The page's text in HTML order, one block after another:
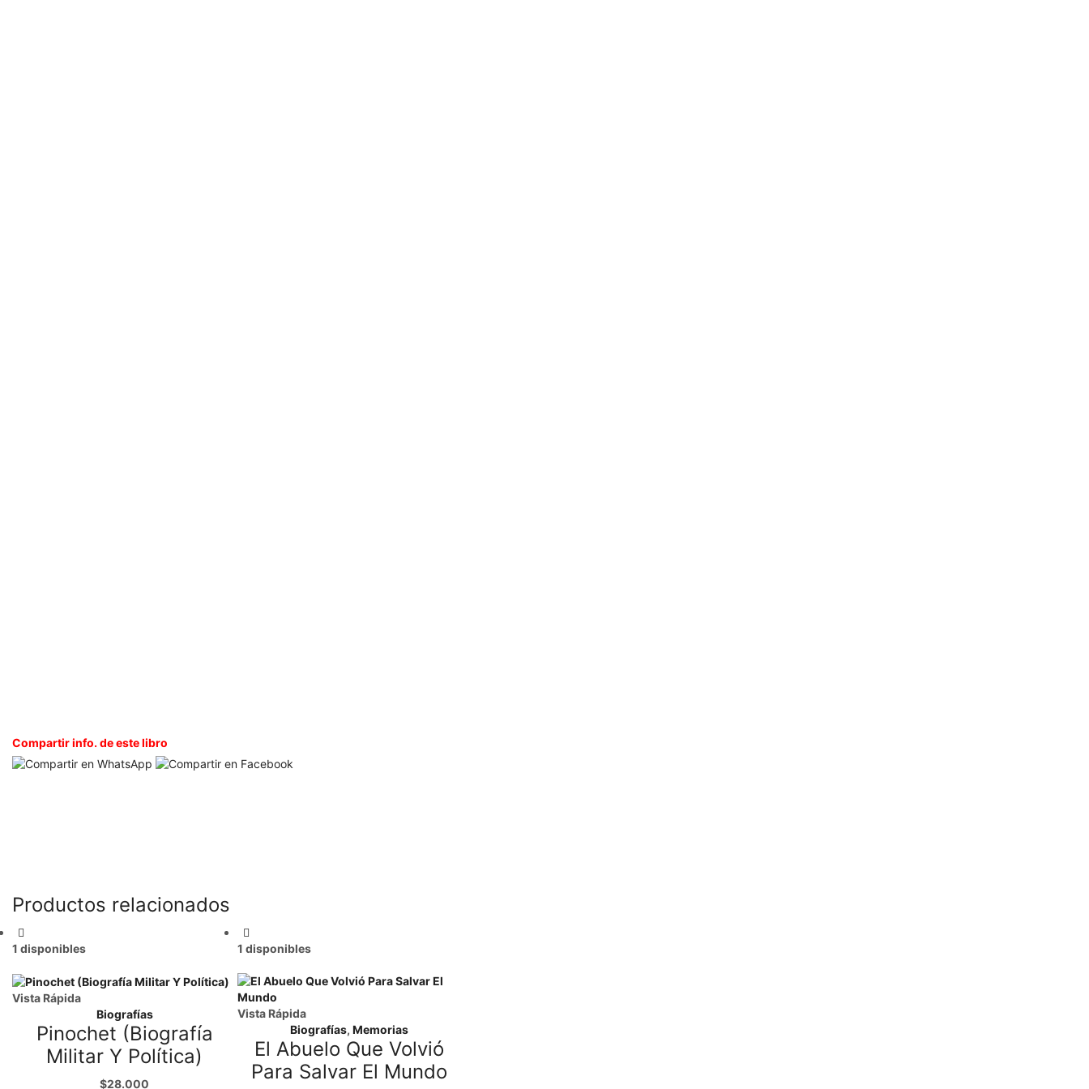
Compartir info. de este libro
Productos relacionados
1 disponibles
Vista Rápida
Biografías
Pinochet (Biografía
Militar Y Política)
$28.000
1 disponibles
Vista Rápida
Biografías,Memorias
El Abuelo Que Volvió
Para Salvar El Mundo